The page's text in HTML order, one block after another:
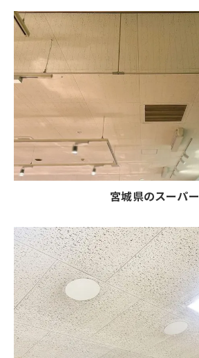
宮城県のスーパー